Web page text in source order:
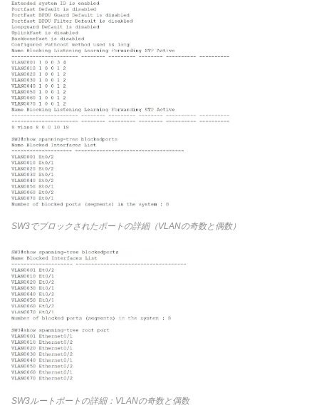
SW3でブロックされたポートの詳細（VLANの奇数と偶数）
SW3ルートポートの詳細：VLANの奇数と偶数